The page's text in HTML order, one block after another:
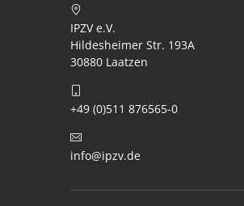
IPZV e.V.
Hildesheimer Str. 193A
30880 Laatzen
+49 (0)511 876565-0
info@ipzv.de